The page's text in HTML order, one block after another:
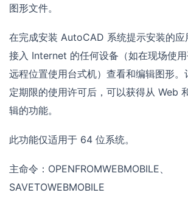
图形文件。
在完成安装 AutoCAD 系统提示安装的应
接入 Internet 的任何设备（如在现场使
远程位置使用台式机）查看和编辑图形
定期限的使用许可后，可以获得从 Web
辑的功能。
此功能仅适用于 64 位系统。
主命令：OPENFROMWEBMOBILE、
SAVETOWEBMOBILE